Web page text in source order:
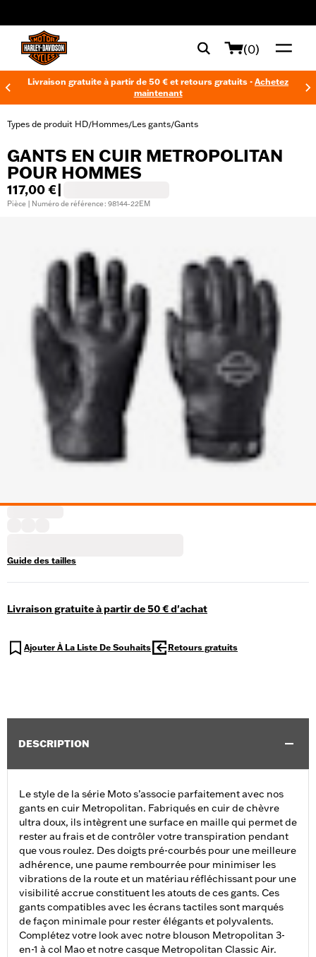
(0)
Livraison gratuite à partir de 50 € et retours gratuits - Achetez
maintenant
Types de produit HD/Hommes/Les gants/Gants
GANTS EN CUIR METROPOLITAN
POUR HOMMES
117,00 €
Pièce | Numéro de référence : 98144-22EM
Guide des tailles
Livraison gratuite à partir de 50 € d'achat
Ajouter À La Liste De Souhaits Retours gratuits
DESCRIPTION
Le style de la série Moto s’associe parfaitement avec nos
gants en cuir Metropolitan. Fabriqués en cuir de chèvre
ultra doux, ils intègrent une surface en maille qui permet de
rester au frais et de contrôler votre transpiration pendant
que vous roulez. Des doigts pré-courbés pour une meilleure
adhérence, une paume rembourrée pour minimiser les
vibrations de la route et un matériau réfléchissant pour une
visibilité accrue constituent les atouts de ces gants. Ces
gants compatibles avec les écrans tactiles sont marqués
de façon minimale pour rester élégants et polyvalents.
Complétez votre look avec notre blouson Metropolitan 3-
en-1 à col Mao et notre casque Metropolitan Classic Air.